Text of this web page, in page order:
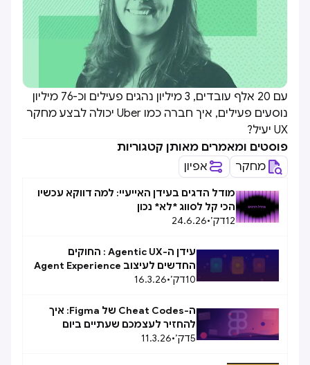
עם 20 אלף עובדים, 3 מיליון נהגים פעילים וכ-76 מיליון
נוסעים פעילים, איך חברה כמו Uber יכולה לבצע מחקר
UX יעיל?
פוסטים ומאמרים מאותן קטגוריות
מחקר
אפיון
מודל הדגים בעידן האייעיי: למה דווקא עכשיו
הכי קל לסווג *לא* נכון
12דק׳•
24.6.26
עידן ה-Agentic UX : החוקים
החדשים לעיצוב Agent Experience
(AX)
10דק׳•
16.3.26
ה-Cheat Codes של Figma: איך
להחזיר לעצמכם שעתיים ביום
5דק׳•
11.3.26